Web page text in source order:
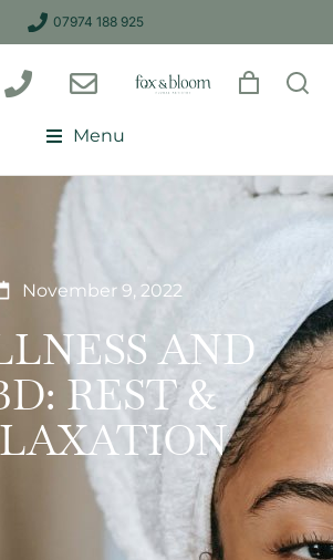
07974 188 925
Menu
November 9, 2022
AND
REST &